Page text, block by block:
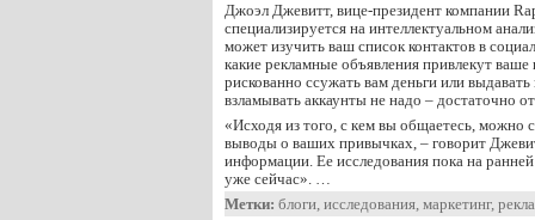
Джоэл Джевитт, вице-президент компании
специализируется на интеллектуальном
может изучить ваш список контактов в
какие рекламные объявления привлекут ваше
рискованно ссужать вам деньги или
взламывать аккаунты не надо – достаточно
«Исходя из того, с кем вы общаетесь, можно
выводы о ваших привычках, – говорит
информации. Ее исследования пока на ранней
уже сейчас». …
Метки: блоги, исследования, маркетинг,